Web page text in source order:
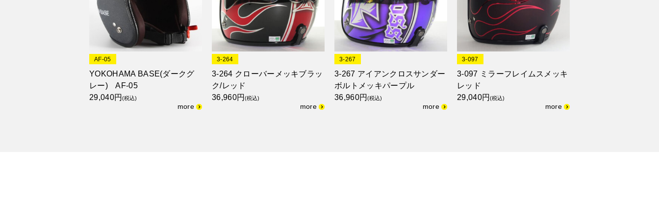
AF-05
YOKOHAMA BASE(ダークグ
レー) AF-05
29,040円(税込)
3-264
3-264 クローバーメッキブラッ
ク/レッド
36,960円(税込)
3-267
3-267 アイアンクロスサンダー
ボルトメッキパープル
36,960円(税込)
3-097
3-097 ミラーフレイムスメッキ
レッド
29,040円(税込)